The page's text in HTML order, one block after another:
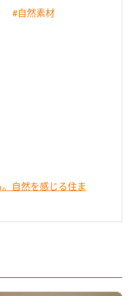
#自然素材
自然を感じる住ま